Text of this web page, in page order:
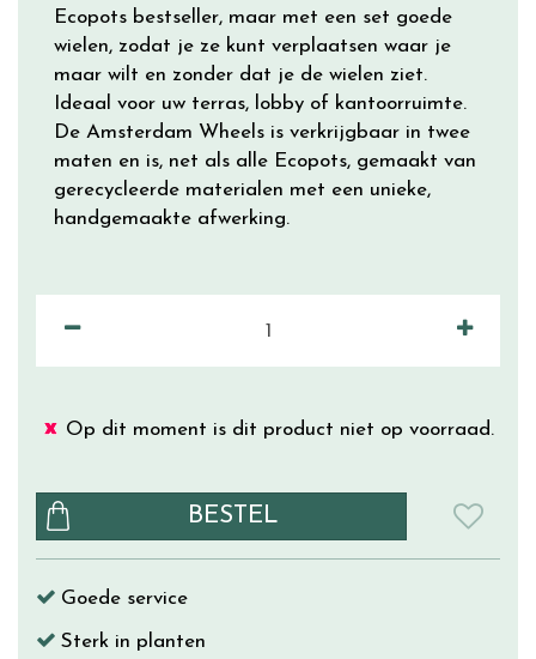
Ecopots bestseller, maar met een set goede
wielen, zodat je ze kunt verplaatsen waar je
maar wilt en zonder dat je de wielen ziet.
Ideaal voor uw terras, lobby of kantoorruimte.
De Amsterdam Wheels is verkrijgbaar in twee
maten en is, net als alle Ecopots, gemaakt van
gerecycleerde materialen met een unieke,
handgemaakte afwerking.
Op dit moment is dit product niet op voorraad.
Goede service
Sterk in planten